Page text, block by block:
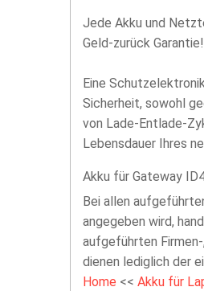
Jede Akku und
Geld-zurück
Eine
Sicherheit, sowohl
von Lade-Entlade-
Lebensdauer Ihres
Akku für Gateway
Bei allen
angegeben wird,
aufgeführten
dienen lediglich der
Home << Akku für